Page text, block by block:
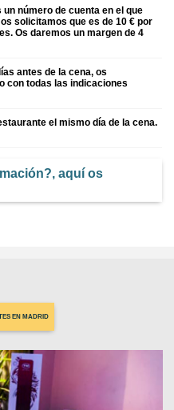
número de cuenta en el que
solicitamos que es de 10 € por
Os daremos un margen de 4
antes de la cena, os
con todas las indicaciones
el mismo día de la cena.
aquí os
EN MADRID